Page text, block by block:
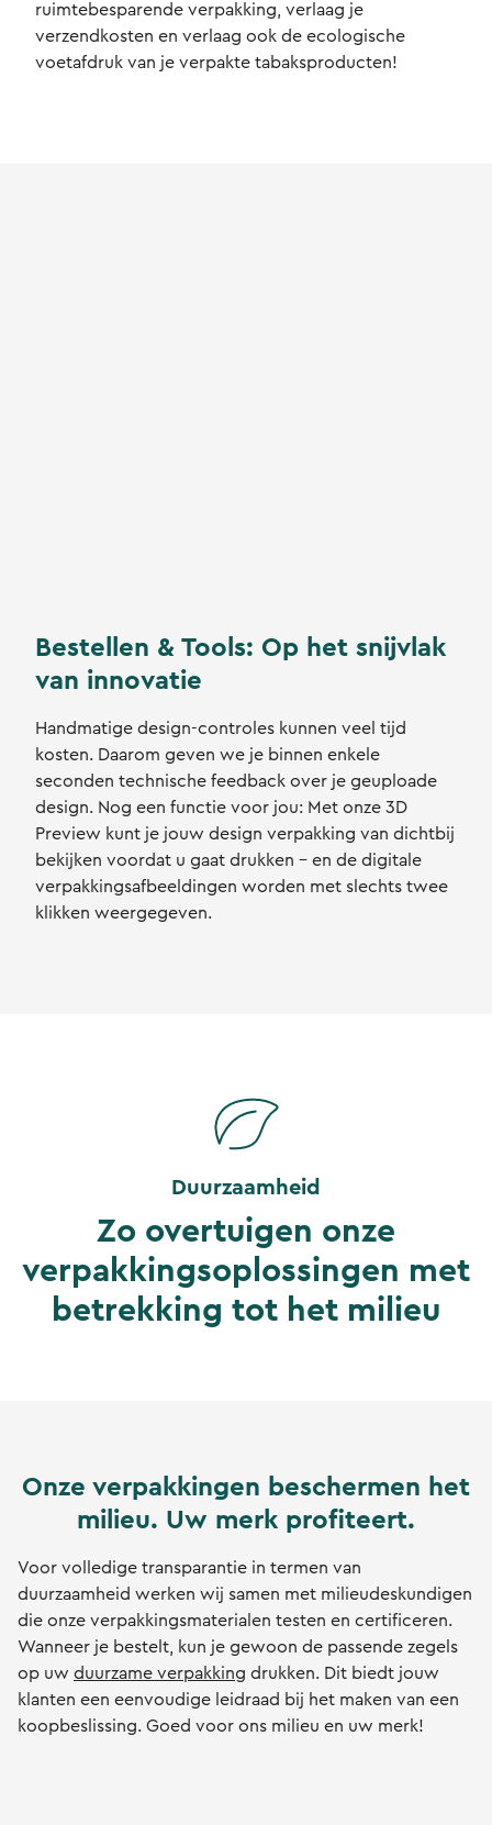
ruimtebesparende verpakking, verlaag je
verzendkosten en verlaag ook de ecologische
voetafdruk van je verpakte tabaksproducten!
Bestellen & Tools: Op het snijvlak
van innovatie
Handmatige design-controles kunnen veel tijd
kosten. Daarom geven we je binnen enkele
seconden technische feedback over je geuploade
design. Nog een functie voor jou: Met onze 3D
Preview kunt je jouw design verpakking van dichtbij
bekijken voordat u gaat drukken - en de digitale
verpakkingsafbeeldingen worden met slechts twee
klikken weergegeven.
Duurzaamheid
Zo overtuigen onze
verpakkingsoplossingen met
betrekking tot het milieu
Onze verpakkingen beschermen het
milieu. Uw merk profiteert.
Voor volledige transparantie in termen van
duurzaamheid werken wij samen met milieudeskundigen
die onze verpakkingsmaterialen testen en certificeren.
Wanneer je bestelt, kun je gewoon de passende zegels
op uw duurzame verpakking drukken. Dit biedt jouw
klanten een eenvoudige leidraad bij het maken van een
koopbeslissing. Goed voor ons milieu en uw merk!